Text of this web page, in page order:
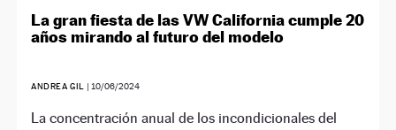
La gran fiesta de las VW California cumple 20
años mirando al futuro del modelo
ANDREA GIL | 10/06/2024
La concentración anual de los incondicionales del